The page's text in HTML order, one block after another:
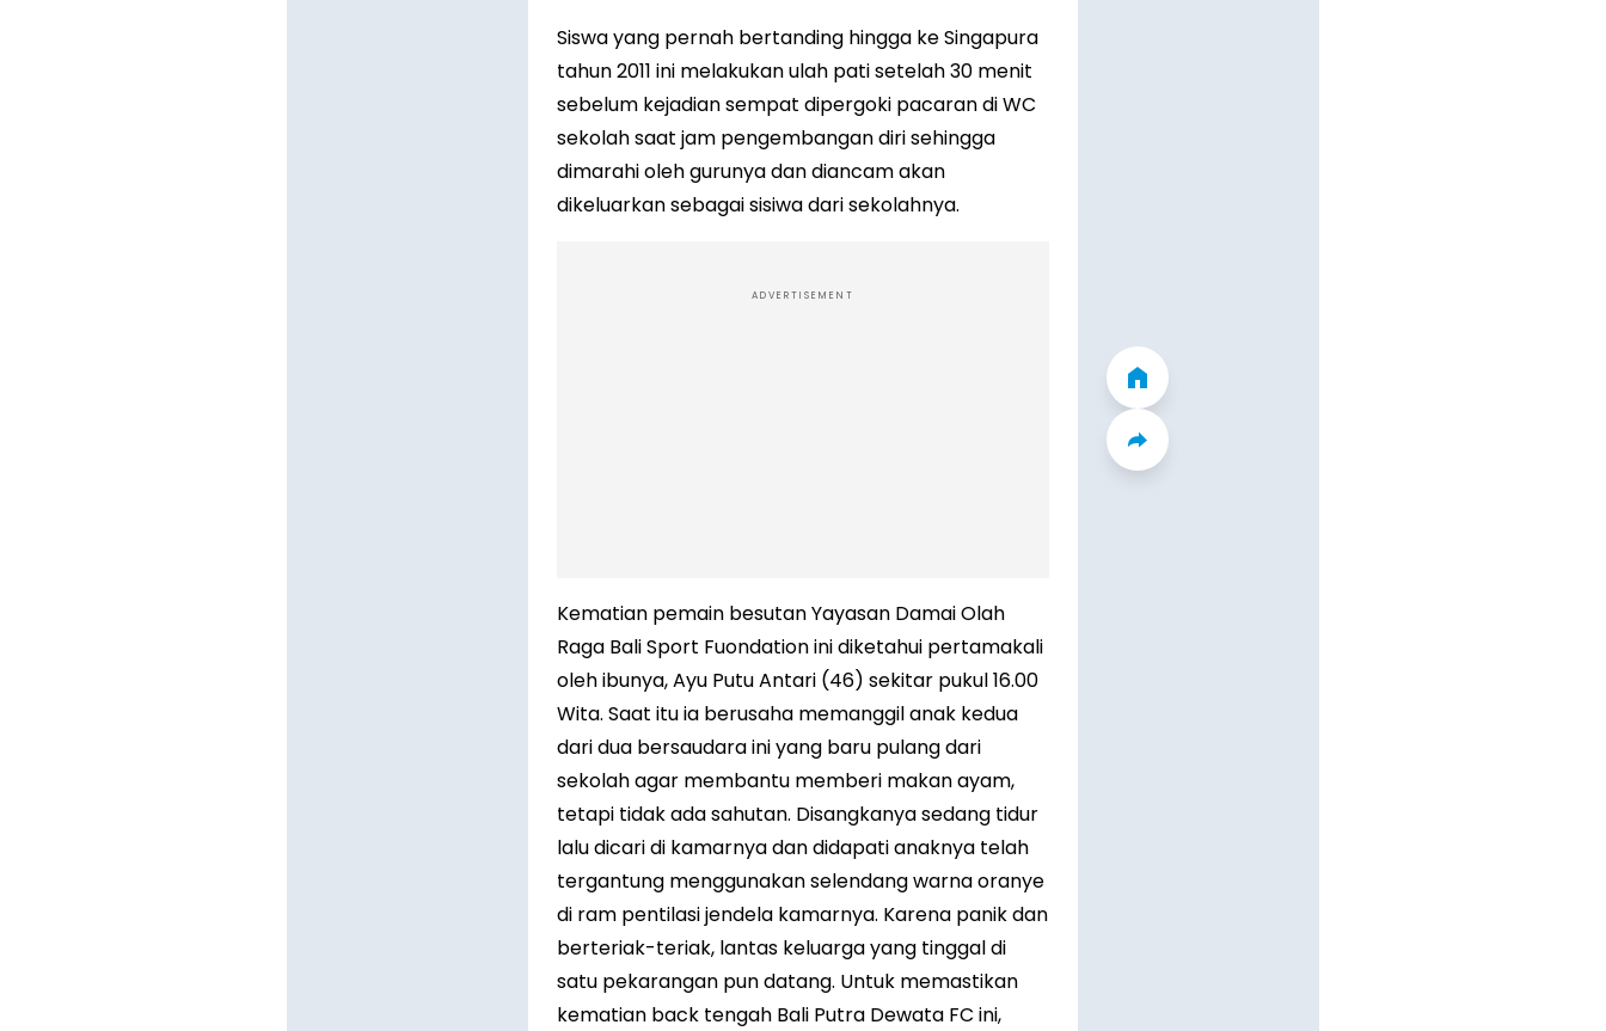
Siswa yang pernah bertanding hingga ke Singapura
tahun 2011 ini melakukan ulah pati setelah 30 menit
sebelum kejadian sempat dipergoki pacaran di WC
sekolah saat jam pengembangan diri sehingga
dimarahi oleh gurunya dan diancam akan
dikeluarkan sebagai sisiwa dari sekolahnya.
ADVERTISEMENT
Kematian pemain besutan Yayasan Damai Olah
Raga Bali Sport Fuondation ini diketahui pertamakali
oleh ibunya, Ayu Putu Antari (46) sekitar pukul 16.00
Wita. Saat itu ia berusaha memanggil anak kedua
dari dua bersaudara ini yang baru pulang dari
sekolah agar membantu memberi makan ayam,
tetapi tidak ada sahutan. Disangkanya sedang tidur
lalu dicari di kamarnya dan didapati anaknya telah
tergantung menggunakan selendang warna oranye
di ram pentilasi jendela kamarnya. Karena panik dan
berteriak-teriak, lantas keluarga yang tinggal di
satu pekarangan pun datang. Untuk memastikan
kematian back tengah Bali Putra Dewata FC ini,